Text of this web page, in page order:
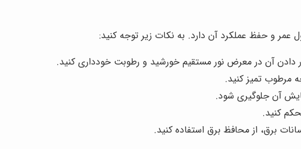
و حفظ عملکرد آن دارد. به نکات زیر توجه کنید:
دادن آن در معرض نور مستقیم خورشید و رطوبت خودداری کنید.
مرطوب تمیز کنید.
آن جلوگیری شود.
کنید.
برق، از محافظ برق استفاده کنید.